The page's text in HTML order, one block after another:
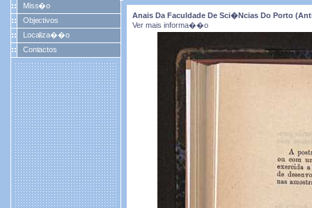
Miss�o
Objectivos
Localiza��o
Contactos
Anais Da Faculdade De Sci�ncias Do Porto
Ver mais informa��o